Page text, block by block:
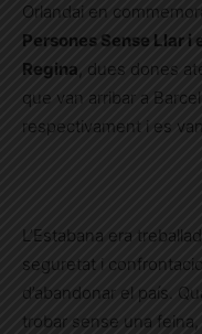
Orlandai en
Persones Sense Llar i
Regina, dues dones
que van arribar a
respectivament i es
L’Estabana era
seguretat i
d’abandonar el país.
trobar sense una